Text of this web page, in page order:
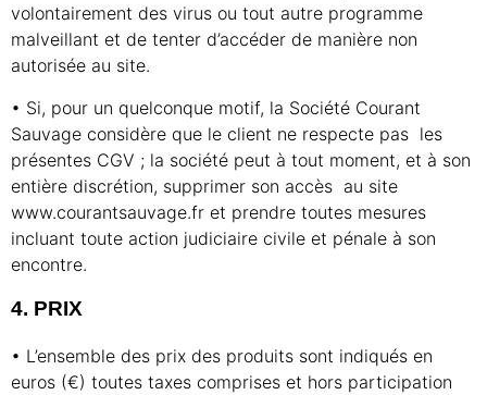
volontairement des virus ou tout autre programme
malveillant et de tenter d’accéder de manière non
autorisée au site.
• Si, pour un quelconque motif, la Société Courant
Sauvage considère que le client ne respecte pas les
présentes CGV ; la société peut à tout moment, et à son
entière discrétion, supprimer son accès au site
www.courantsauvage.fr et prendre toutes mesures
incluant toute action judiciaire civile et pénale à son
encontre.
4. PRIX
• L’ensemble des prix des produits sont indiqués en
euros (€) toutes taxes comprises et hors participation